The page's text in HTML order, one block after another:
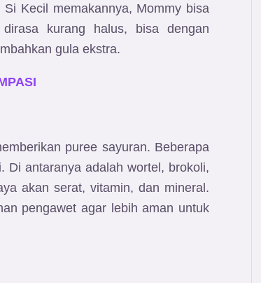
Kecil memakannya, Mommy bisa
kurang halus, bisa dengan
gula ekstra.
puree sayuran. Beberapa
Di antaranya adalah wortel, brokoli,
akan serat, vitamin, dan mineral.
pengawet agar lebih aman untuk